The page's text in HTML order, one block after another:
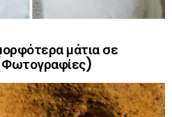
μάτια σε